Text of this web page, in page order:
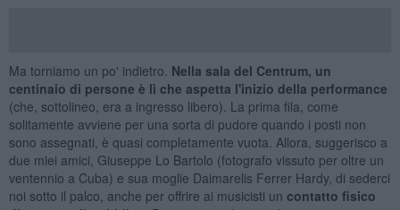
Ma torniamo un po' indietro. Nella sala del Centrum, un
centinaio di persone è lì che aspetta l'inizio della performance
(che, sottolineo, era a ingresso libero). La prima fila, come
solitamente avviene per una sorta di pudore quando i posti non
sono assegnati, è quasi completamente vuota. Allora, suggerisco a
due miei amici, Giuseppe Lo Bartolo (fotografo vissuto per oltre un
ventennio a Cuba) e sua moglie Daimarelis Ferrer Hardy, di sederci
noi sotto il palco, anche per offrire ai musicisti un contatto fisico